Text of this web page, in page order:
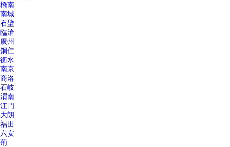
橋南
南城
石壁
臨滄
廣州
銅仁
衡水
南京
商洛
石岐
渭南
江門
大朗
福田
六安
荊